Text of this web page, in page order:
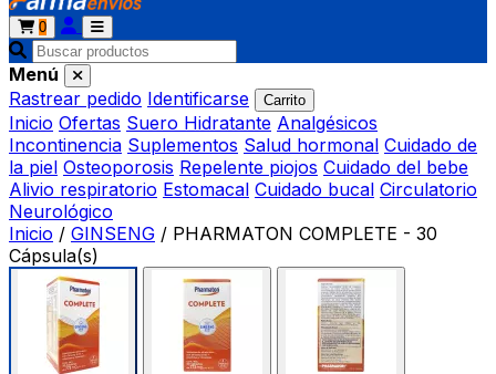
0
Menú
Rastrear pedido Identificarse Carrito
Inicio Ofertas Suero Hidratante Analgésicos
Incontinencia Suplementos Salud hormonal Cuidado de
la piel Osteoporosis Repelente piojos Cuidado del bebe
Alivio respiratorio Estomacal Cuidado bucal Circulatorio
Neurológico
Inicio / GINSENG / PHARMATON COMPLETE - 30
Cápsula(s)